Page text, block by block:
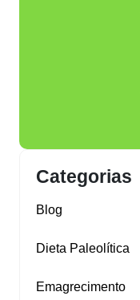
Categorias
Blog
Dieta Paleolítica
Emagrecimento